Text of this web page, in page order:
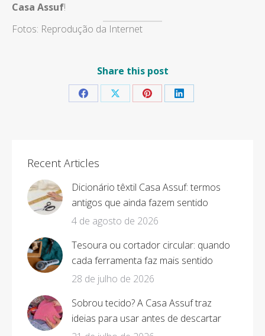
Casa Assuf!
Fotos: Reprodução da Internet
Share this post
Share Share Share Share
Recent Articles
Dicionário têxtil Casa Assuf: termos
antigos que ainda fazem sentido
4 de agosto de 2026
Tesoura ou cortador circular: quando
cada ferramenta faz mais sentido
28 de julho de 2026
Sobrou tecido? A Casa Assuf traz
ideias para usar antes de descartar